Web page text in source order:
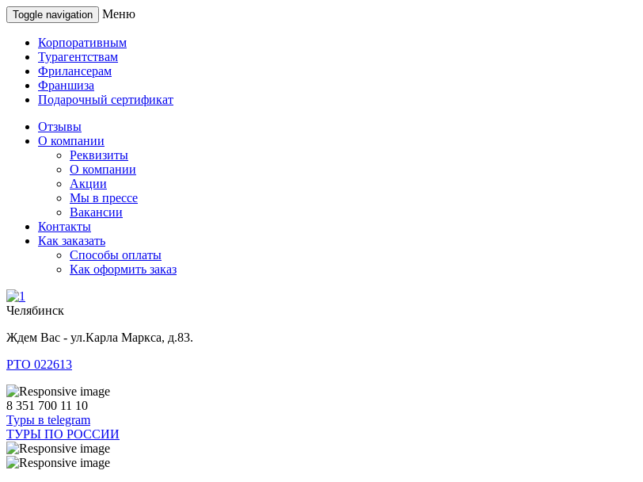
Toggle navigation Меню
Корпоративным
Турагентствам
Фрилансерам
Франшиза
Подарочный сертификат
Отзывы
О компании
Реквизиты
О компании
Акции
Мы в прессе
Вакансии
Контакты
Как заказать
Способы оплаты
Как оформить заказ
Челябинск
Ждем Вас - ул.Карла Маркса, д.83.
РТО 022613
8 351 700 11 10
Туры в telegram
ТУРЫ ПО РОССИИ